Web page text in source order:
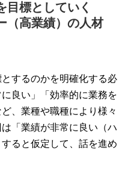
目標としていく
（高業績）の人材
するのかを明確化する必
良い」「効率的に業務を
、業種や職種により様々
「業績が非常に良い（ハ
ると仮定して、話を進め